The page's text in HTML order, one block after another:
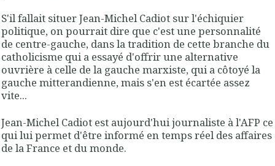
S'il fallait situer Jean-Michel Cadiot sur l'échiquier
politique, on pourrait dire que c'est une personnalité
de centre-gauche, dans la tradition de cette branche du
catholicisme qui a essayé d'offrir une alternative
ouvrière à celle de la gauche marxiste, qui a côtoyé la
gauche mitterandienne, mais s'en est écartée assez
vite...
Jean-Michel Cadiot est aujourd'hui journaliste à l'AFP ce
qui lui permet d'être informé en temps réel des affaires
de la France et du monde.